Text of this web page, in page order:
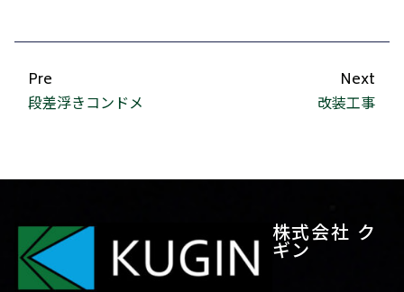
Pre
段差浮きコンドメ
Next
改装工事
株式会社 ク
ギン